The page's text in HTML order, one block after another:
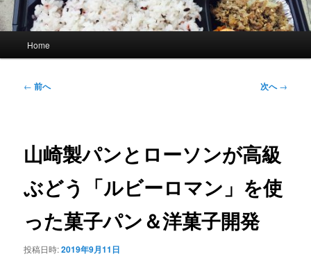
移
動
Home
投
ゲ
ー
ョ
ン
← 前へ 次へ→
山崎製パンとローソンが高級
ぶどう「ルビーロマン」を使
った菓子パン＆洋菓子開発
投稿日時:2019年9月11日